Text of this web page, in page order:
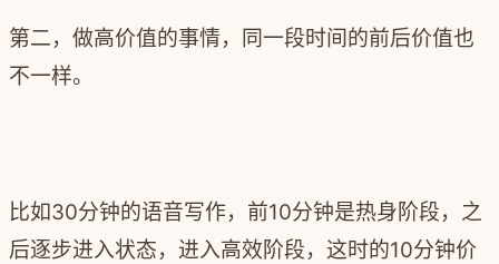
第二，做高价值的事情，同一段时间的前后价值也
不一样。
比如30分钟的语音写作，前10分钟是热身阶段，之
后逐步进入状态，进入高效阶段，这时的10分钟价